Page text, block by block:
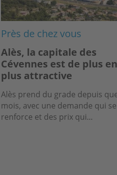
Près de chez vous
Alès, la capitale des
Cévennes est de plus en
plus attractive
Alès prend du grade depuis
mois, avec une demande qui se
renforce et des prix qui...